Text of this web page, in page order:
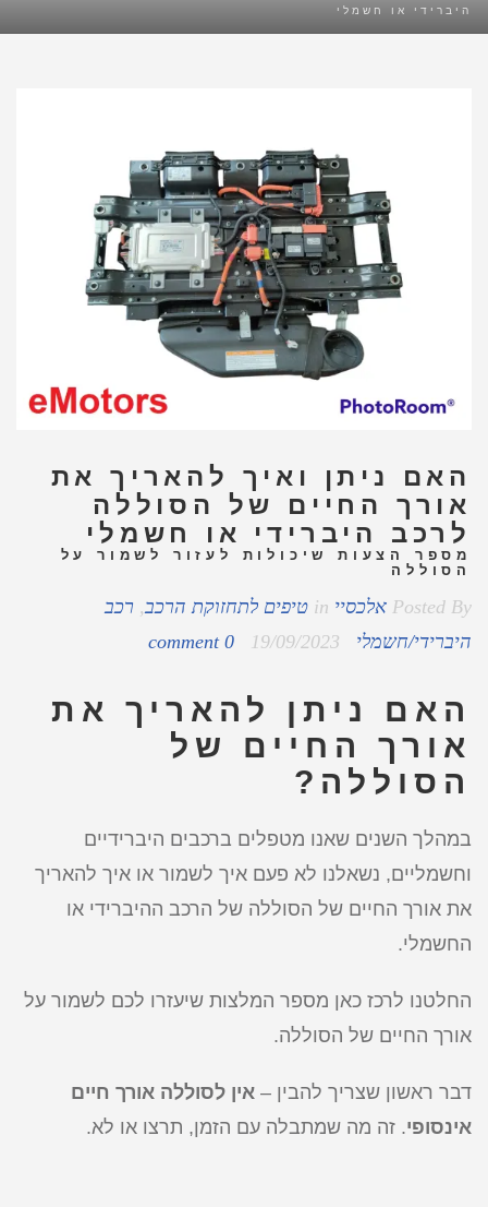
היברידי או חשמלי
האם ניתן ואיך להאריך את
אורך החיים של הסוללה
לרכב היברידי או חשמלי
מספר הצעות שיכולות לעזור לשמור על
הסוללה
Posted By אלכסיי in טיפים לתחזוקת הרכב, רכב
היברידי/חשמלי
19/09/2023
0 comment
האם ניתן להאריך את
אורך החיים של
הסוללה?
במהלך השנים שאנו מטפלים ברכבים היברידיים
וחשמליים, נשאלנו לא פעם איך לשמור או איך להאריך
את אורך החיים של הסוללה של הרכב ההיברידי או
החשמלי.
החלטנו לרכז כאן מספר המלצות שיעזרו לכם לשמור על
אורך החיים של הסוללה.
דבר ראשון שצריך להבין – אין לסוללה אורך חיים
אינסופי. זה מה שמתבלה עם הזמן, תרצו או לא.